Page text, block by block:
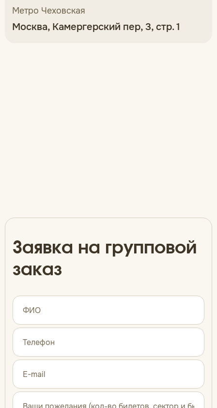
Метро Чеховская
Москва, Камергерский пер, 3, стр. 1
Заявка на групповой
заказ